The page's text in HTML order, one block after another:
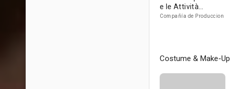
e le Attività
Culturali
Compañía de Produccion
Costume & Make-Up